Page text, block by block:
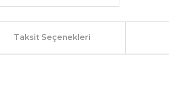
Taksit Seçenekleri